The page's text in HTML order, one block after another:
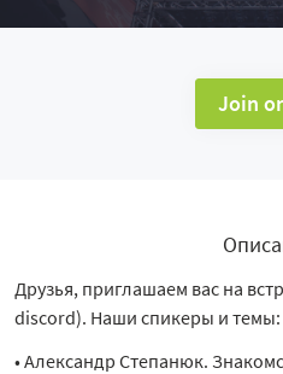
Join
Друзья, приглашаем вас на
discord). Наши спикеры и темы:
• Александр Степанюк.